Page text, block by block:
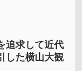
追求して近代
した横山大観